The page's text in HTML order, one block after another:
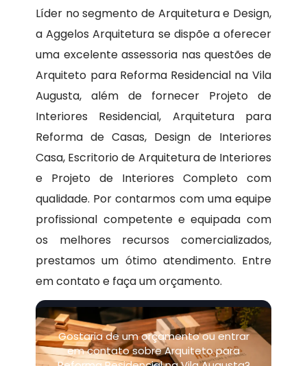
Líder no segmento de Arquitetura e Design,
a Aggelos Arquitetura se dispõe a oferecer
uma excelente assessoria nas questões de
Arquiteto para Reforma Residencial na Vila
Augusta, além de fornecer Projeto de
Interiores Residencial, Arquitetura para
Reforma de Casas, Design de Interiores
Casa, Escritorio de Arquitetura de Interiores
e Projeto de Interiores Completo com
qualidade. Por contarmos com uma equipe
profissional competente e equipada com
os melhores recursos comercializados,
prestamos um ótimo atendimento. Entre
em contato e faça um orçamento.
Gostaria de um orçamento ou entrar
em contato sobre Arquiteto para